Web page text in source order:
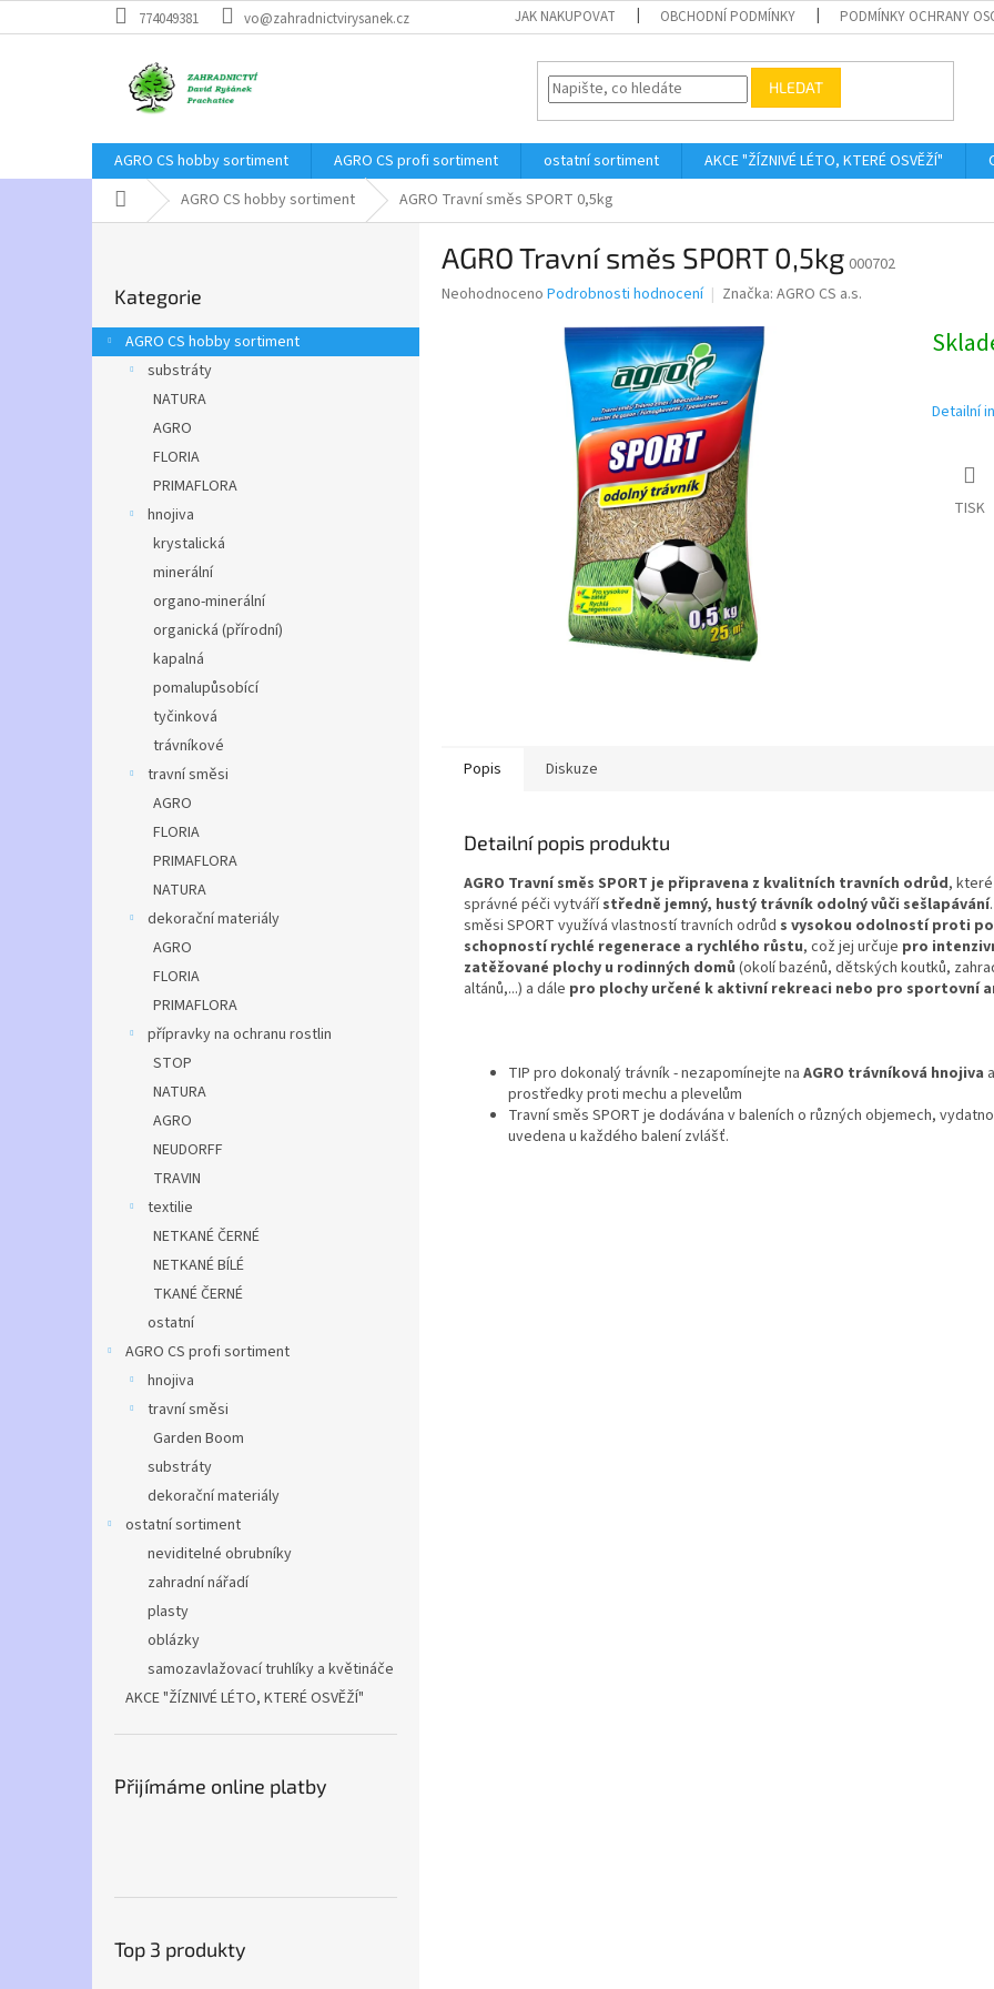
na
774049381 vo@zahradnictvirysanek.cz JAK NAKUPOVAT OBCHODNÍ PODMÍNKY PODMÍNKY OCHRANY
HLEDAT
AGRO CS hobby sortiment AGRO CS profi sortiment ostatní sortiment AKCE "ŽÍZNIVÉ LÉTO, KTERÉ OSVĚŽÍ"
Domů AGRO CS hobby sortiment AGRO Travní směs SPORT 0,5kg
r
a
kategorie
Kategorie
AGRO CS hobby sortiment
substráty
NATURA
AGRO
FLORIA
PRIMAFLORA
hnojiva
krystalická
minerální
organo-minerální
organická (přírodní)
kapalná
pomalupůsobící
tyčinková
trávníkové
travní směsi
AGRO
FLORIA
PRIMAFLORA
NATURA
dekorační materiály
AGRO
FLORIA
PRIMAFLORA
přípravky na ochranu rostlin
STOP
NATURA
AGRO
NEUDORFF
TRAVIN
textilie
NETKANÉ ČERNÉ
NETKANÉ BÍLÉ
TKANÉ ČERNÉ
ostatní
AGRO CS profi sortiment
hnojiva
travní směsi
Garden Boom
substráty
dekorační materiály
ostatní sortiment
neviditelné obrubníky
zahradní nářadí
plasty
oblázky
samozavlažovací truhlíky a květináče
AKCE "ŽÍZNIVÉ LÉTO, KTERÉ OSVĚŽÍ"
Přijímáme online platby
Top 3 produkty
AGRO Travní směs SPORT 0,5kg 000702
Průměrné
Neohodnoceno Podrobnosti hodnocení Značka: AGRO CS a.s.
Detailní
TISK
Popis Diskuze
Detailní popis produktu
AGRO Travní směs SPORT je připravena z kvalitních travních odrůd,
správné péči vytvářístředně jemný, hustý trávník odolný vůči sešlapávání
směsi SPORT využívá vlastností travních odrůd s vysokou odolností proti
schopností rychlé regenerace a rychlého růstu, což jej určuje pro
zatěžované plochy u rodinných domů (okolí bazénů, dětských koutků,
altánů,...) a dále pro plochy určené k aktivní rekreaci nebo pro sportovní
TIP pro dokonalý trávník - nezapomínejte na AGRO trávníková hnojiva a
prostředky proti mechu a plevelům
Travní směs SPORT je dodávána v baleních o různých objemech,
uvedena u každého balení zvlášť.